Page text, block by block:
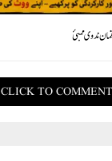
ندوی ممبئ
CLICK TO COMMENT